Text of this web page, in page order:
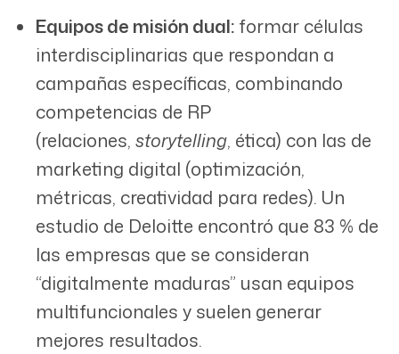
Equipos de misión dual: formar células
interdisciplinarias que respondan a
campañas específicas, combinando
competencias de RP
(relaciones, storytelling, ética) con las de
marketing digital (optimización,
métricas, creatividad para redes). Un
estudio de Deloitte encontró que 83 % de
las empresas que se consideran
“digitalmente maduras” usan equipos
multifuncionales y suelen generar
mejores resultados.